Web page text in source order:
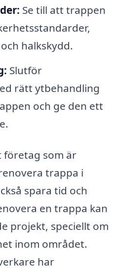
Se till att trappen
halkskydd.
Slutför
rätt ytbehandling
och ge den ett
företag som är
trappa i
spara tid och
en trappa kan
projekt, speciellt om
inom området.
har